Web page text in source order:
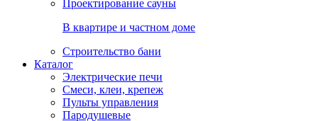
Проектирование сауны
В квартире и частном доме
Строительство бани
Каталог
Электрические печи
Смеси, клеи, крепеж
Пульты управления
Пародушевые